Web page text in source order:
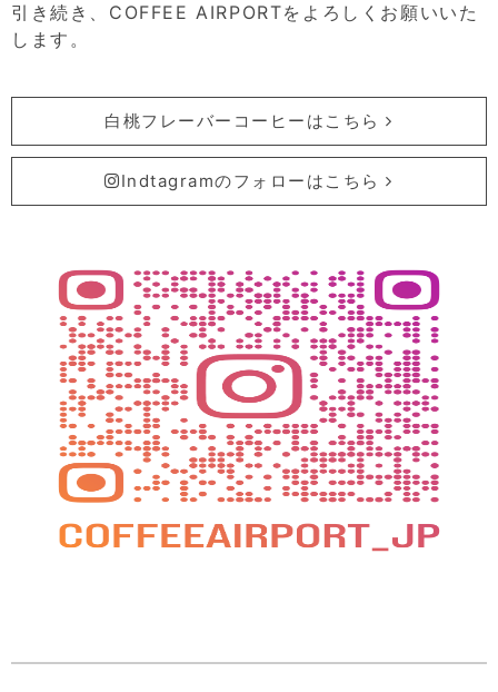
引き続き、COFFEE AIRPORTをよろしくお願いいた
します。
白桃フレーバーコーヒーはこちら
Indtagramのフォローはこちら